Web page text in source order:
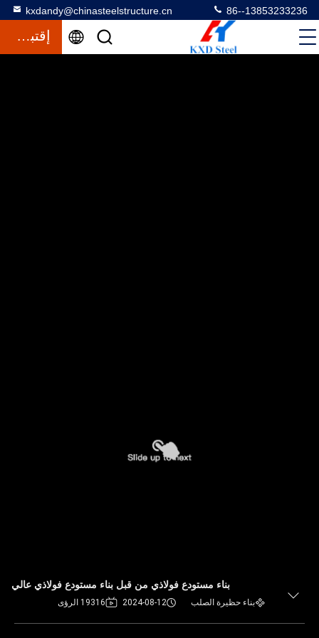
kxdandy@chinasteelstructure.cn 86--13853233236
إقتباس
بناء مستودع فولاذي من قبل بناء مستودع فولاذي عالي
بناء حظيرة الصلب 2024-08-12 19316 الرؤى